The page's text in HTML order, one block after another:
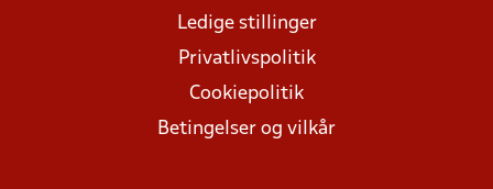
Ledige stillinger
Privatlivspolitik
Cookiepolitik
Betingelser og vilkår